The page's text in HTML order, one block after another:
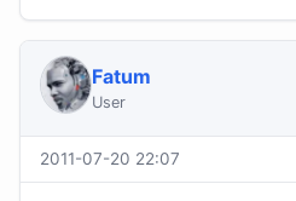
Fatum
User
2011-07-20 22:07